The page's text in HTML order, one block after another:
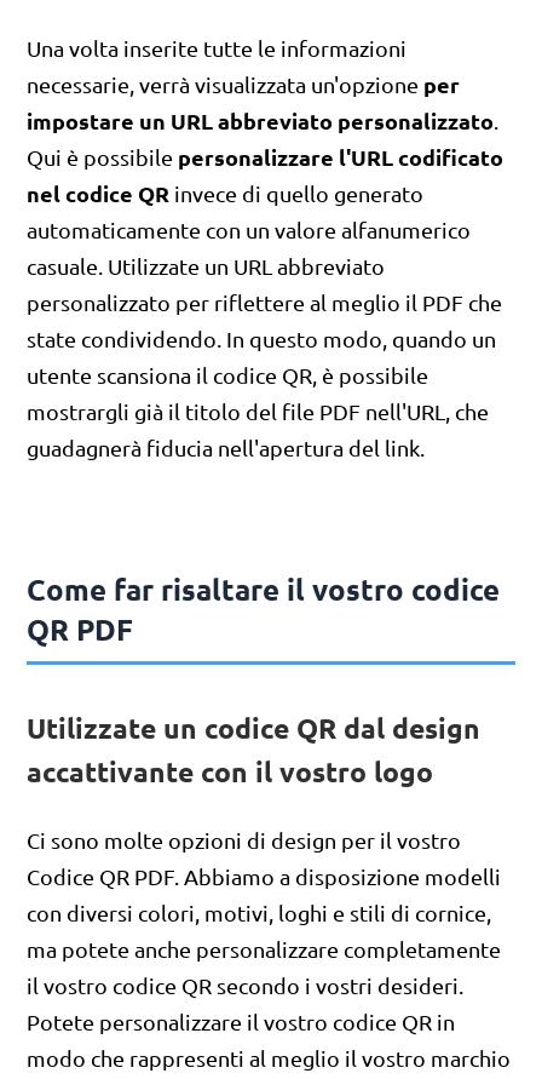
Una volta inserite tutte le informazioni
necessarie, verrà visualizzata un'opzione per
impostare un URL abbreviato personalizzato
Qui è possibile personalizzare l'URL codificato
nel codice QR invece di quello generato
automaticamente con un valore alfanumerico
casuale. Utilizzate un URL abbreviato
personalizzato per riflettere al meglio il PDF che
state condividendo. In questo modo, quando un
utente scansiona il codice QR, è possibile
mostrargli già il titolo del file PDF nell'URL, che
guadagnerà fiducia nell'apertura del link.
Come far risaltare il vostro codice
QR PDF
Utilizzate un codice QR dal design
accattivante con il vostro logo
Ci sono molte opzioni di design per il vostro
Codice QR PDF. Abbiamo a disposizione modelli
con diversi colori, motivi, loghi e stili di cornice,
ma potete anche personalizzare completamente
il vostro codice QR secondo i vostri desideri.
Potete personalizzare il vostro codice QR in
modo che rappresenti al meglio il vostro marchio